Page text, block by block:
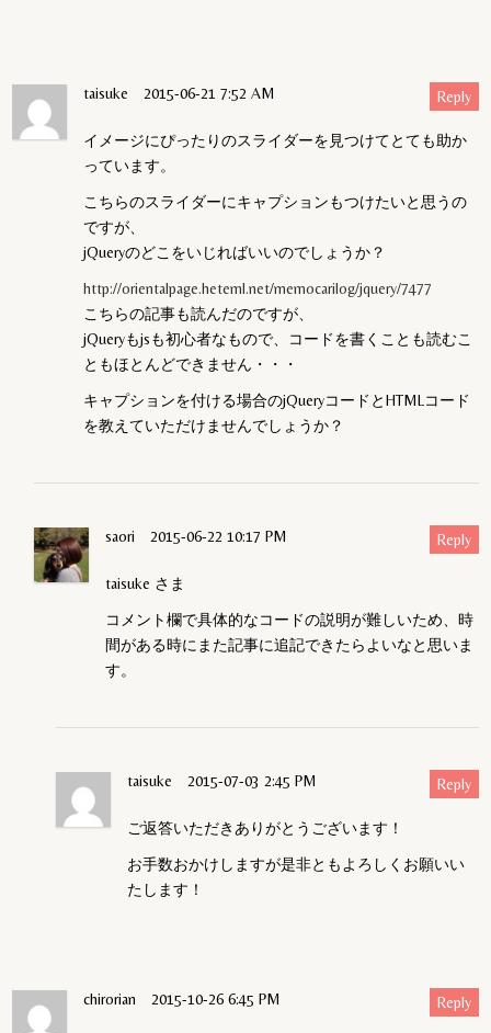
taisuke 2015-06-21 7:52 AM
イメージにぴったりのスライダーを見つけてとても助か
っています。
こちらのスライダーにキャプションもつけたいと思うの
ですが、
jQueryのどこをいじればいいのでしょうか？
http://orientalpage.heteml.net/memocarilog/jquery/7477
こちらの記事も読んだのですが、
jQueryもjsも初心者なもので、コードを書くことも読むこ
ともほとんどできません・・・
キャプションを付ける場合のjQueryコードとHTMLコード
を教えていただけませんでしょうか？
Reply
saori 2015-06-22 10:17 PM
taisuke さま
コメント欄で具体的なコードの説明が難しいため、時
間がある時にまた記事に追記できたらよいなと思いま
す。
Reply
taisuke 2015-07-03 2:45 PM
ご返答いただきありがとうございます！
お手数おかけしますが是非ともよろしくお願いい
たします！
Reply
chirorian 2015-10-26 6:45 PM Reply